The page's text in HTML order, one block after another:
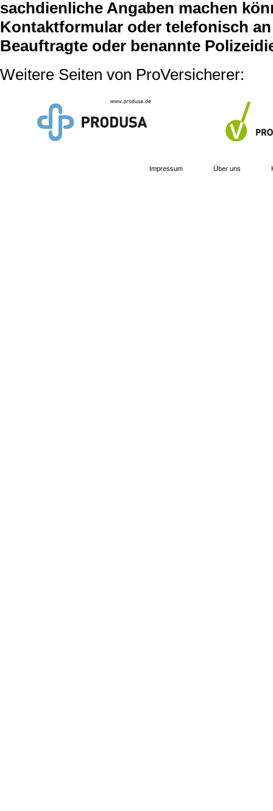
sachdienliche Angaben machen
Kontaktformular oder telefonisch
Beauftragte oder benannte
Weitere Seiten von ProVersicherer:
Impressum Über uns